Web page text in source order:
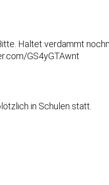
Haltet verdammt
GS4yGTAwnt
in Schulen statt.